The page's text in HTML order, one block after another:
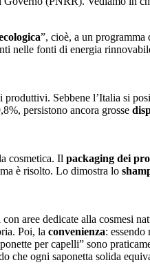
”, cioè, a un
nelle fonti di energia
Sebbene l’Italia si
persistono ancora grosse
cosmetica. Il packaging dei
è risolto. Lo dimostra lo
aree dedicate alla cosmesi
Poi, la convenienza:
per capelli” sono
che ogni saponetta solida